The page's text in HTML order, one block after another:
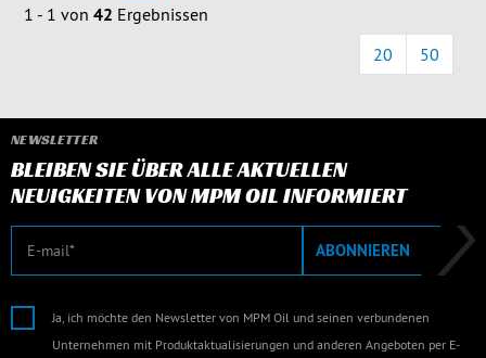
1 - 1 von 42 Ergebnissen
20
50
NEWSLETTER
BLEIBEN SIE ÜBER ALLE AKTUELLEN
NEUIGKEITEN VON MPM OIL INFORMIERT
E-Mail ABONNIEREN
Ja, ich möchte den Newsletter von MPM Oil und seinen verbundenen
Unternehmen mit Produktaktualisierungen und anderen Angeboten per E-